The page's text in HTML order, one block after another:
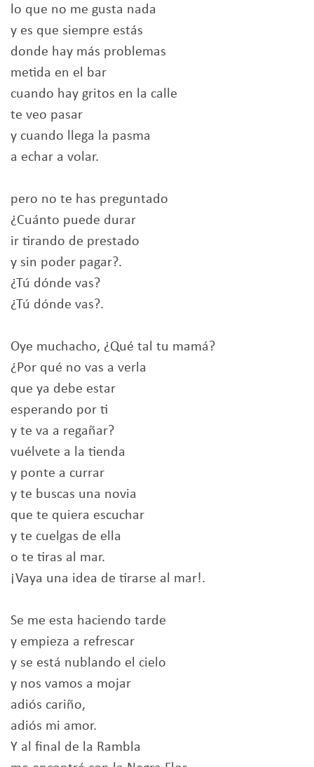
lo que no me gusta nada
y es que siempre estás
donde hay más problemas
metida en el bar
cuando hay gritos en la calle
te veo pasar
y cuando llega la pasma
a echar a volar.
pero no te has preguntado
¿Cuánto puede durar
ir tirando de prestado
y sin poder pagar?.
¿Tú dónde vas?
¿Tú dónde vas?.
Oye muchacho, ¿Qué tal tu mamá?
¿Por qué no vas a verla
que ya debe estar
esperando por ti
y te va a regañar?
vuélvete a la tienda
y ponte a currar
y te buscas una novia
que te quiera escuchar
y te cuelgas de ella
o te tiras al mar.
¡Vaya una idea de tirarse al mar!.
Se me esta haciendo tarde
y empieza a refrescar
y se está nublando el cielo
y nos vamos a mojar
adiós cariño,
adiós mi amor.
Y al final de la Rambla